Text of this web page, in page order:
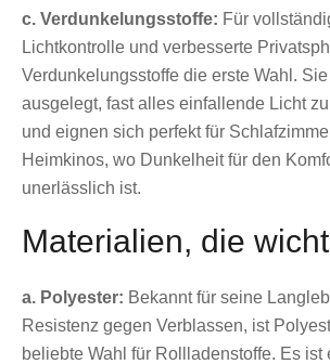
c. Verdunkelungsstoffe: Für
Lichtkontrolle und verbesserte
Verdunkelungsstoffe die erste Wahl.
ausgelegt, fast alles einfallende Licht
und eignen sich perfekt für
Heimkinos, wo Dunkelheit für den
unerlässlich ist.
Materialien, die
a. Polyester: Bekannt für seine
Resistenz gegen Verblassen, ist
beliebte Wahl für Rollladenstoffe. Es ist